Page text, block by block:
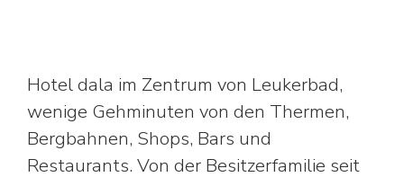
Hotel dala im Zentrum von Leukerbad,
wenige Gehminuten von den Thermen,
Bergbahnen, Shops, Bars und
Restaurants. Von der Besitzerfamilie seit